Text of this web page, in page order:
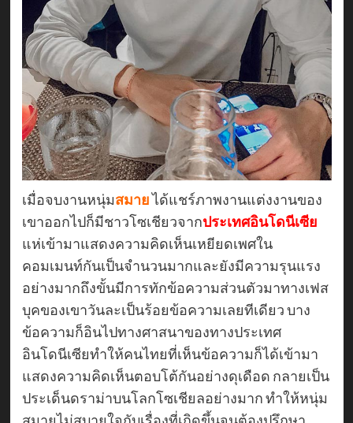
เมื่อจบงานหนุ่มสมายได้แชร์ภาพงานแต่งงานของ
เขาออกไปก็มีชาวโซเชียวจากประเทศอินโดนีเซีย
แห่เข้ามาแสดงความคิดเห็นเหยียดเพศใน
คอมเมนท์กันเป็นจำนวนมากและยังมีความรุนแรง
อย่างมากถึงขั้นมีการทักข้อความส่วนตัวมาทางเฟส
บุคของเขาวันละเป็นร้อยข้อความเลยทีเดียว บาง
ข้อความก็อินไปทางศาสนาของทางประเทศ
อินโดนีเซียทำให้คนไทยที่เห็นข้อความก็ได้เข้ามา
แสดงความคิดเห็นตอบโต้กันอย่างดุเดือด กลายเป็น
ประเด็นดราม่าบนโลกโซเชียลอย่างมาก ทำให้หนุ่ม